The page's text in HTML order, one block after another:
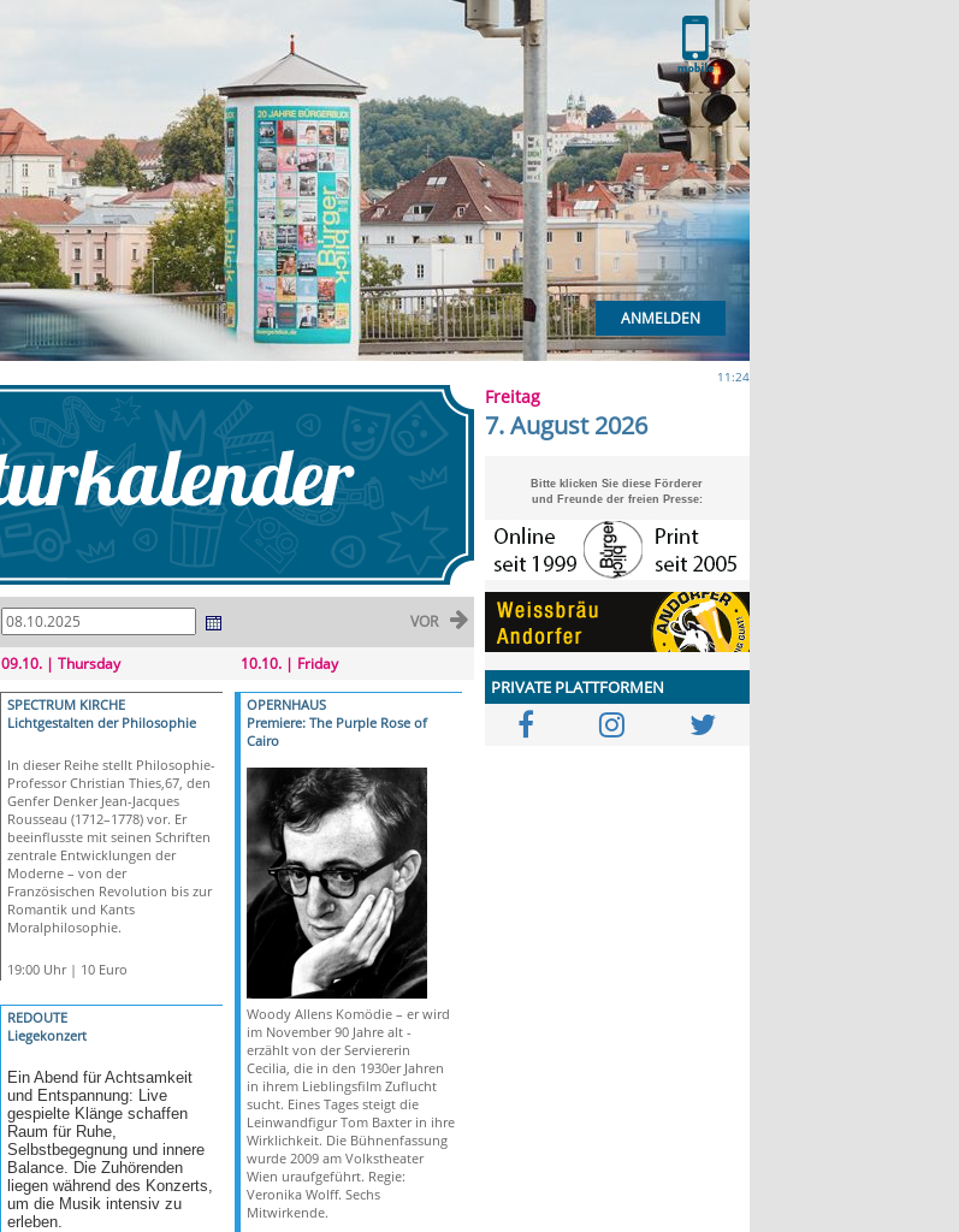
ANMELDEN
VOR
09.10. | Thursday
SPECTRUM KIRCHE
Lichtgestalten der Philosophie
In dieser Reihe stellt Philosophie-
Professor Christian Thies,67, den
Genfer Denker Jean-Jacques
Rousseau (1712–1778) vor. Er
beeinflusste mit seinen Schriften
zentrale Entwicklungen der
Moderne – von der
Französischen Revolution bis zur
Romantik und Kants
Moralphilosophie.
19:00 Uhr | 10 Euro
REDOUTE
Liegekonzert
Ein Abend für Achtsamkeit
und Entspannung: Live
gespielte Klänge schaffen
Raum für Ruhe,
Selbstbegegnung und innere
Balance. Die Zuhörenden
liegen während des Konzerts,
um die Musik intensiv zu
erleben.
10.10. | Friday
OPERNHAUS
Premiere: The Purple Rose of
Cairo
Woody Allens Komödie – er wird
im November 90 Jahre alt -
erzählt von der Serviererin
Cecilia, die in den 1930er Jahren
in ihrem Lieblingsfilm Zuflucht
sucht. Eines Tages steigt die
Leinwandfigur Tom Baxter in ihre
Wirklichkeit. Die Bühnenfassung
wurde 2009 am Volkstheater
Wien uraufgeführt. Regie:
Veronika Wolff. Sechs
Mitwirkende.
11:24
Freitag
7. August 2026
Bitte klicken Sie diese Förderer
und Freunde der freien Presse:
PRIVATE PLATTFORMEN